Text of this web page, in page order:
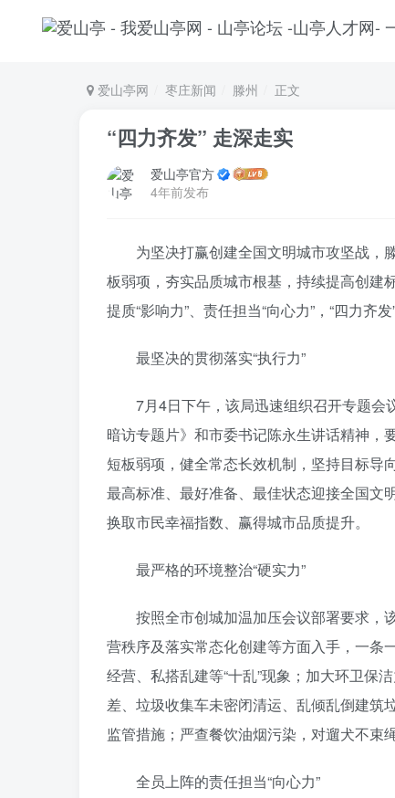
爱山亭网 枣庄新闻 滕州 正文
“四力齐发” 走深走实
爱山亭官方
4年前发布
为坚决打赢创建全国文明城市攻坚战，
板弱项，夯实品质城市根基，持续提高创建
提质“影响力”、责任担当“向心力”，“四力齐
最坚决的贯彻落实“执行力”
7月4日下午，该局迅速组织召开专题
暗访专题片》和市委书记陈永生讲话精神，
短板弱项，健全常态长效机制，坚持目标导
最高标准、最好准备、最佳状态迎接全国文
换取市民幸福指数、赢得城市品质提升。
最严格的环境整治“硬实力”
按照全市创城加温加压会议部署要求，
营秩序及落实常态化创建等方面入手，一条
经营、私搭乱建等“十乱”现象；加大环卫保
差、垃圾收集车未密闭清运、乱倾乱倒建筑
监管措施；严查餐饮油烟污染，对遛犬不束
全员上阵的责任担当“向心力”